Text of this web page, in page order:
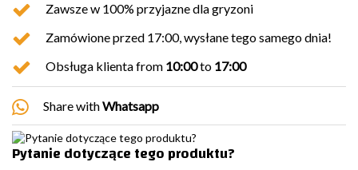
Zawsze w 100% przyjazne dla gryzoni
Zamówione przed 17:00, wysłane tego samego dnia!
Obsługa klienta from 10:00to 17:00
Share withWhatsapp
Pytanie dotyczące tego produktu?